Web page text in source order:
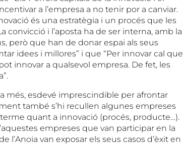
a l’empresa a no tenir por a canviar.
és una estratègia i un procés que les
convicció i l’aposta ha de ser interna, amb la
però que han de donar espai als seus
idees i millores” i que “Per innovar cal que
innovar a qualsevol empresa. De fet, les
més, esdevé imprescindible per afrontar
també s’hi recullen algunes empreses
quant a innovació (procés, producte…).
empreses que van participar en la
van exposar els seus casos d’èxit en